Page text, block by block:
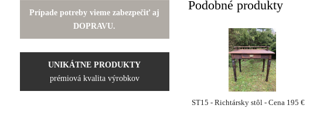
Prípade potreby vieme zabezpečiť aj
DOPRAVU.
UNIKÁTNE PRODUKTY
prémiová kvalita výrobkov
Podobné produkty
ST15 - Richtársky stôl - Cena 195 €